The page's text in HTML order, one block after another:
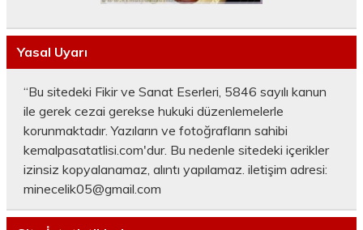
Yasal Uyarı
“Bu sitedeki Fikir ve Sanat Eserleri, 5846 sayılı kanun
ile gerek cezai gerekse hukuki düzenlemelerle
korunmaktadır. Yazıların ve fotoğrafların sahibi
kemalpasatatlisi.com'dur. Bu nedenle sitedeki içerikler
izinsiz kopyalanamaz, alıntı yapılamaz. iletişim adresi:
minecelik05@gmail.com